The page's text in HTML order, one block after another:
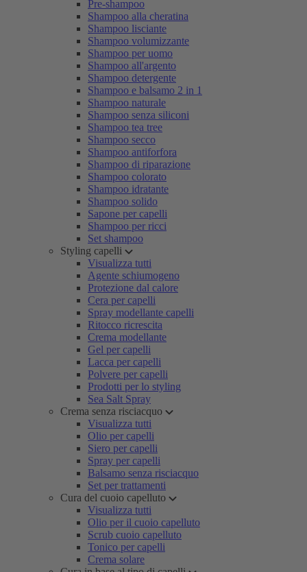
Pre-shampoo
Shampoo alla cheratina
Shampoo lisciante
Shampoo volumizzante
Shampoo per uomo
Shampoo all'argento
Shampoo detergente
Shampoo e balsamo 2 in 1
Shampoo naturale
Shampoo senza siliconi
Shampoo tea tree
Shampoo secco
Shampoo antiforfora
Shampoo di riparazione
Shampoo colorato
Shampoo idratante
Shampoo solido
Sapone per capelli
Shampoo per ricci
Set shampoo
Styling capelli
Visualizza tutti
Agente schiumogeno
Protezione dal calore
Cera per capelli
Spray modellante capelli
Ritocco ricrescita
Crema modellante
Gel per capelli
Lacca per capelli
Polvere per capelli
Prodotti per lo styling
Sea Salt Spray
Crema senza risciacquo
Visualizza tutti
Olio per capelli
Siero per capelli
Spray per capelli
Balsamo senza risciacquo
Set per trattamenti
Cura del cuoio capelluto
Visualizza tutti
Olio per il cuoio capelluto
Scrub cuoio capelluto
Tonico per capelli
Crema solare